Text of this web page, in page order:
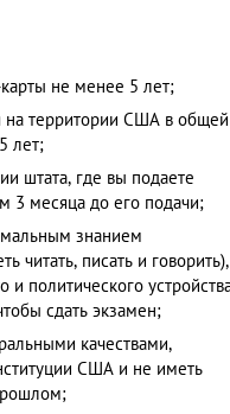
не менее 5 лет;
на территории США в общей
лет;
штата, где вы подаете
3 месяца до его подачи;
знанием
читать, писать и говорить),
и политического
сдать экзамен;
качествами,
США и не иметь